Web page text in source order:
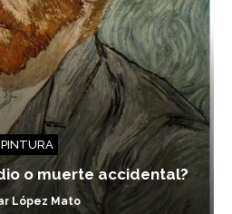
PINTURA
o muerte accidental?
López Mato